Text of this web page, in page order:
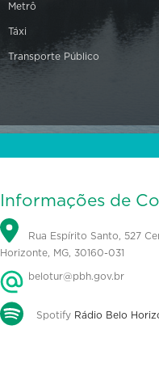
Metrô
Táxi
Transporte Público
Informações de
Rua Espírito Santo, 527
Horizonte, MG, 30160-031
belotur@pbh.gov.br
Spotify Rádio Belo